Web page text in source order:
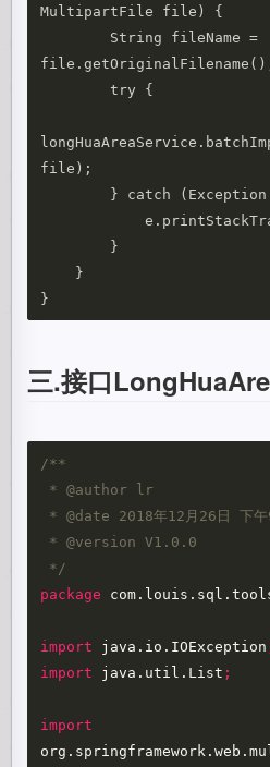
MultipartFile file) {
        try {
file);
            e.printStackTrace();
三.接口
/**
*/
package
import java.io.IOException
import
java.util.List ;
import